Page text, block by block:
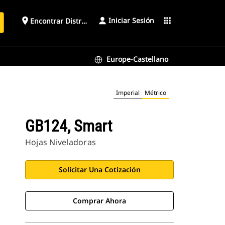
place Encontrar Distribuidor Iniciar Sesión apps
Europe-Castellano
Imperial Métrico
GB124, Smart
Hojas Niveladoras
Solicitar Una Cotización
Comprar Ahora